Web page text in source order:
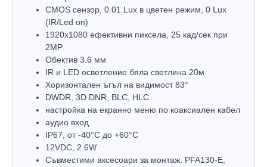
CMOS сензор, 0.01 Lux в цветен режим, 0 Lux
(IR/Led on)
1920х1080 ефективни пиксела, 25 кад/сек при
2MP
Обектив 3.6 мм
IR и LED осветление бяла светлина 20м
Хоризонтален ъгъл на видимост 83°
DWDR, 3D DNR, BLC, HLC
настройка на екранно меню по коаксиален кабел
аудио вход
IP67, oт -40°С до +60°С
12VDC, 2.6W
Съвместими аксесоари за монтаж: PFA130-E,